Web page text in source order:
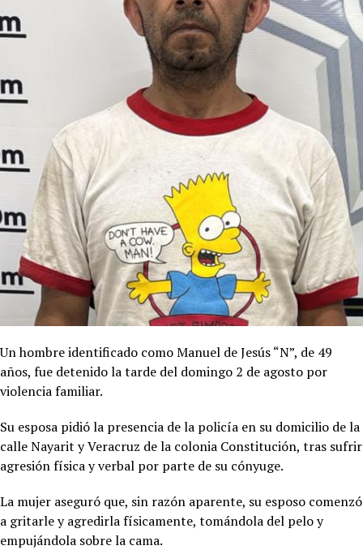
Un hombre identificado como Manuel de Jesús “N”, de 49
años, fue detenido la tarde del domingo 2 de agosto por
violencia familiar.
Su esposa pidió la presencia de la policía en su domicilio de la
calle Nayarit y Veracruz de la colonia Constitución, tras sufrir
agresión física y verbal por parte de su cónyuge.
La mujer aseguró que, sin razón aparente, su esposo comenzó
a gritarle y agredirla físicamente, tomándola del pelo y
empujándola sobre la cama.